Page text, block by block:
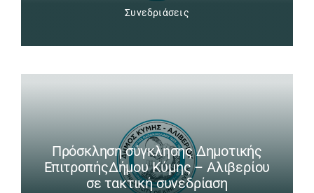
Συνεδριάσεις
Πρόσκληση σύγκλησης Δημοτικής
ΕπιτροπήςΔήμου Κύμης – Αλιβερίου
σε τακτική συνεδρίαση